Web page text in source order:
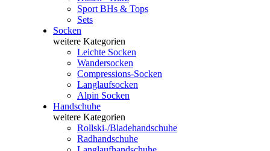
Sport BHs & Tops
Sets
Socken
weitere Kategorien
Leichte Socken
Wandersocken
Compressions-Socken
Langlaufsocken
Alpin Socken
Handschuhe
weitere Kategorien
Rollski-/Bladehandschuhe
Radhandschuhe